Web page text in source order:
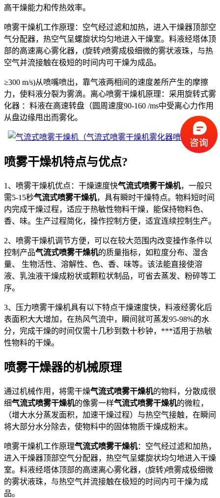
高干燥能力和传热效率。
喷雾干燥机工作原理：空气经过滤和加热，进入干燥器顶部空
气分配器，热空气呈螺旋状均匀地进入干燥室。料液经塔体顶
部的高速离心雾化器，(旋转)喷雾成极细微的雾状液珠，与热
空气并流接触在极短的时间内可干燥为成品。
≥300 m/s)从喷嘴喷出，靠气液两相间的速度差所产生的摩擦
力，使料液分裂为雾滴。离心喷雾干燥机原理：采用旋转式雾
化器 ：料液在高速转盘（圆周速度90-160 /ms中受离心力作用
从盘边缘甩出而雾化。
喷雾干燥机特点与优点?
1、喷雾干燥机优点：干燥速度快气流式喷雾干燥机，一般只
需5-15秒气流式喷雾干燥机，具有瞬时干燥特点。物料短时间
内完成干燥过程，适应于热敏性物料干燥，能保持物料色、
香、味。生产过程简化，操作控制方便，适宜连续控制生产。
2、喷雾干燥机调节方便，可以在较大范围内改变操作条件以
控制产品气流式喷雾干燥机的质量指标，如粒度分布、湿含
量、 生物活性、溶解性、色、香、味等。该法能直接使溶
液、乳浊液干燥成粉状或颗粒状制品，可省去蒸发、粉碎等工
序。
3、压力喷雾干燥机具有以下特点干燥速度快，料液经雾化后
表面积大大增加，在热风气流中，瞬间就可蒸发95-98%的水
分，完成干燥的时间仅需十几秒到数十秒钟，***适用于热敏
性物料的干燥。
喷雾干燥器的机械原理
通过机械作用，将需干燥气流式喷雾干燥机的物料，分散成很
细气流式喷雾干燥机的像雾一样气流式喷雾干燥机的微粒，
（增大水分蒸发面积，加速干燥过程）与热空气接触，在瞬间
将大部分水分除去，使物料中的固体物质干燥成粉末。
喷雾干燥机工作原理气流式喷雾干燥机：空气经过滤和加热，
进入干燥器顶部空气分配器，热空气呈螺旋状均匀地进入干燥
室。料液经塔体顶部的高速离心雾化器，(旋转)喷雾成极细微
的雾状液珠，与热空气并流接触在极短的时间内可干燥为成
品。